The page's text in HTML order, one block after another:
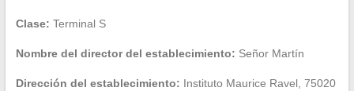
Clase: Terminal S
Nombre del director del establecimiento: Señor Martín
Dirección del establecimiento: Instituto Maurice Ravel, 75020